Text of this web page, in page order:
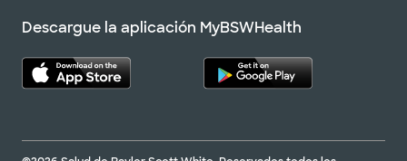
Descargue la aplicación MyBSWHealth